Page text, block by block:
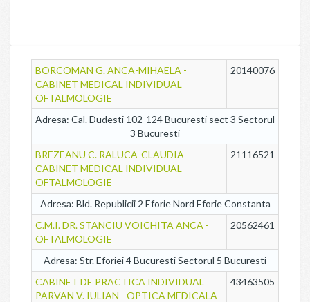
BORCOMAN G. ANCA-MIHAELA -
CABINET MEDICAL INDIVIDUAL
OFTALMOLOGIE
20140076
Adresa: Cal. Dudesti 102-124 Bucuresti sect 3 Sectorul
3 Bucuresti
BREZEANU C. RALUCA-CLAUDIA -
CABINET MEDICAL INDIVIDUAL
OFTALMOLOGIE
21116521
Adresa: Bld. Republicii 2 Eforie Nord Eforie Constanta
C.M.I. DR. STANCIU VOICHITA ANCA -
OFTALMOLOGIE
20562461
Adresa: Str. Eforiei 4 Bucuresti Sectorul 5 Bucuresti
CABINET DE PRACTICA INDIVIDUAL
PARVAN V. IULIAN - OPTICA MEDICALA
43463505